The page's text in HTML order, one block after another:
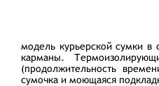
модель курьерской сумки
карманы.
(продолжительность
сумочка и моющаяся